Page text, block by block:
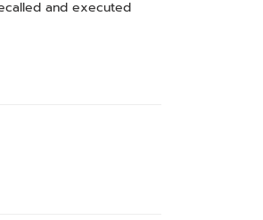
and executed